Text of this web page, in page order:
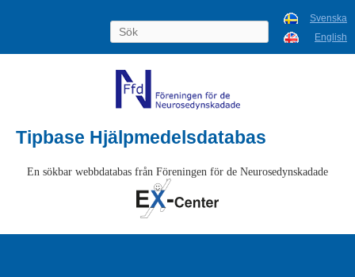
Svenska
English
Tipbase Hjälpmedelsdatabas
En sökbar webbdatabas från Föreningen för de Neurosedynskadade